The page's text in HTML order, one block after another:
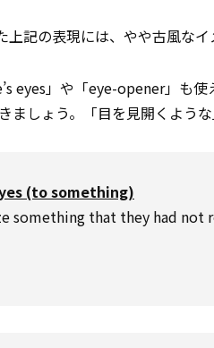
上記の表現には、やや古風なイ
eyes」や「eye-opener」も使
ましょう。「目を見開くような
(to something)
something that they had not